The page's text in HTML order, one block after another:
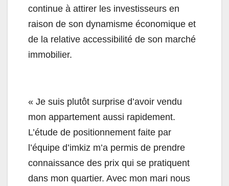
continue à attirer les investisseurs en
raison de son dynamisme économique et
de la relative accessibilité de son marché
immobilier.
« Je suis plutôt surprise d’avoir vendu
mon appartement aussi rapidement.
L’étude de positionnement faite par
l’équipe d’imkiz m’a permis de prendre
connaissance des prix qui se pratiquent
dans mon quartier. Avec mon mari nous